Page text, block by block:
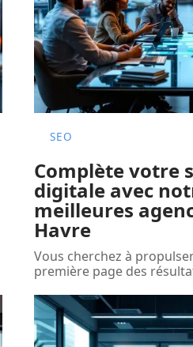
SEO
Complète votre
digitale avec
meilleures
Havre
Vous cherchez à
première page des